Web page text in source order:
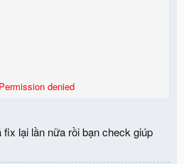
denied
lại lần nữa rồi bạn check giúp